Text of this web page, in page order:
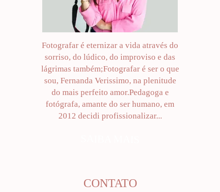
Fotografar é eternizar a vida através do
sorriso, do lúdico, do improviso e das
lágrimas também;Fotografar é ser o que
sou, Fernanda Verissimo, na plenitude
do mais perfeito amor.Pedagoga e
fotógrafa, amante do ser humano, em
2012 decidi profissionalizar...
CONTATO